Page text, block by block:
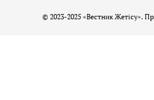
© 2023-2025 «Вестник Жетісу».